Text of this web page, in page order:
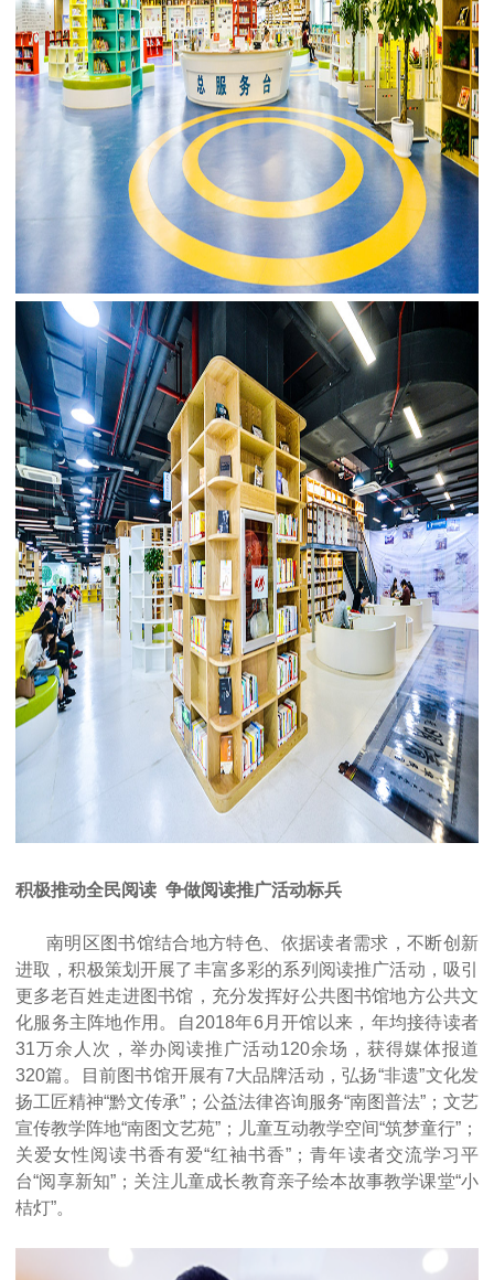
积极推动全民阅读 争做阅读推广活动标兵
南明区图书馆结合地方特色、依据读者需求，不断创新
进取，积极策划开展了丰富多彩的系列阅读推广活动，吸引
更多老百姓走进图书馆，充分发挥好公共图书馆地方公共文
化服务主阵地作用。自2018年6月开馆以来，年均接待读者
31万余人次，举办阅读推广活动120余场，获得媒体报道
320篇。目前图书馆开展有7大品牌活动，弘扬“非遗”文化发
扬工匠精神“黔文传承”；公益法律咨询服务“南图普法”；文艺
宣传教学阵地“南图文艺苑”；儿童互动教学空间“筑梦童行”；
关爱女性阅读书香有爱“红袖书香”；青年读者交流学习平
台“阅享新知”；关注儿童成长教育亲子绘本故事教学课堂“小
桔灯”。